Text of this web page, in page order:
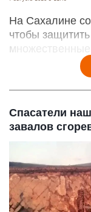
На Сахалине
чтобы
Спасатели
завалов